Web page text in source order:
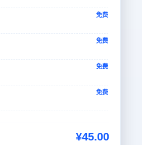
免费
免费
免费
免费
¥45.00